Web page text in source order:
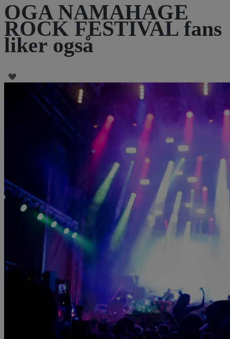
OGA NAMAHAGE
ROCK FESTIVAL fans
liker også